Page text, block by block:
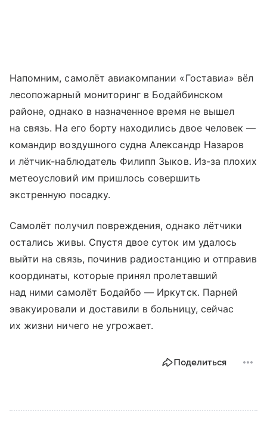
Напомним, самолёт авиакомпании «Гоставиа» вёл
лесопожарный мониторинг в Бодайбинском
районе, однако в назначенное время не вышел
на связь. На его борту находились двое человек —
командир воздушного судна Александр Назаров
и лётчик-наблюдатель Филипп Зыков. Из-за плохих
метеоусловий им пришлось совершить
экстренную посадку.
Самолёт получил повреждения, однако лётчики
остались живы. Спустя двое суток им удалось
выйти на связь, починив радиостанцию и отправив
координаты, которые принял пролетавший
над ними самолёт Бодайбо — Иркутск. Парней
эвакуировали и доставили в больницу, сейчас
их жизни ничего не угрожает.
Поделиться